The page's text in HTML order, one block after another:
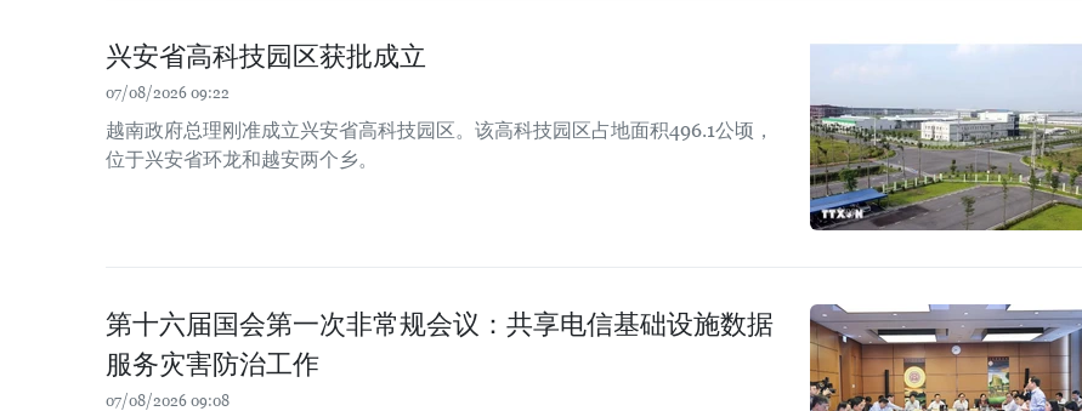
兴安省高科技园区获批成立
07/08/2026 09:22
越南政府总理刚准成立兴安省高科技园区。该高科技园区占地面积496.1公顷，
位于兴安省环龙和越安两个乡。
第十六届国会第一次非常规会议：共享电信基础设施数据
服务灾害防治工作
07/08/2026 09:08